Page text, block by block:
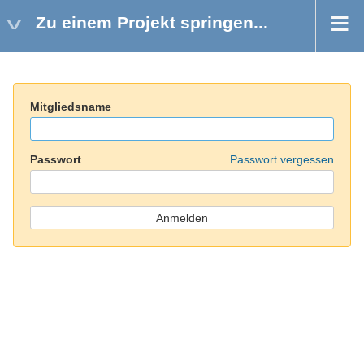
Zu einem Projekt springen...
Mitgliedsname
Passwort Passwort vergessen